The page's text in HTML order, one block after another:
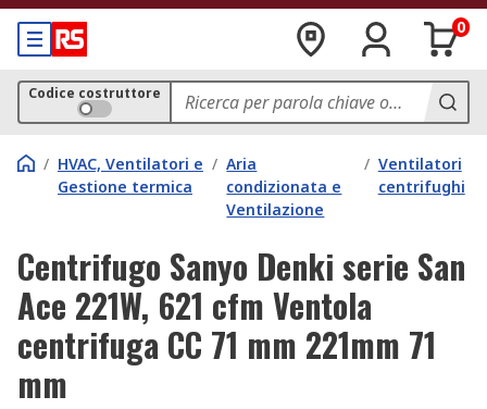
0
Codice costruttore
/ HVAC, Ventilatori e
Gestione termica
/ Aria
condizionata e
Ventilazione
/ Ventilatori
centrifughi
Centrifugo Sanyo Denki serie San
Ace 221W, 621 cfm Ventola
centrifuga CC 71 mm 221mm 71
mm